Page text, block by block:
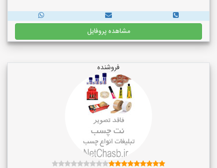
مشاهده پروفایل
فروشنده